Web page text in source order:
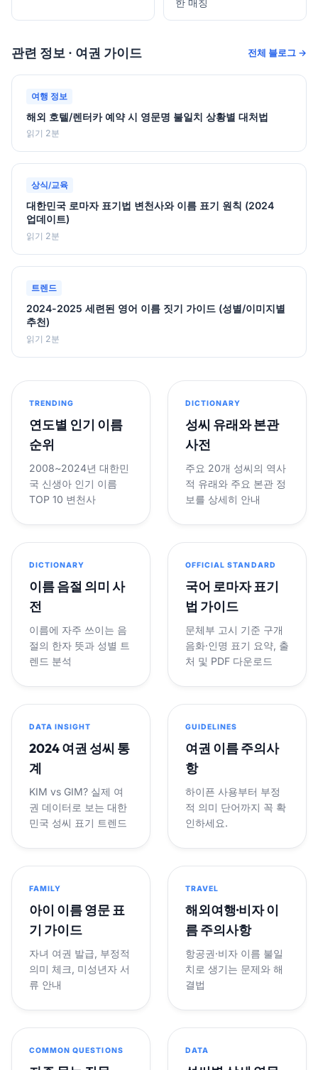
한 매칭
관련 정보 · 여권 가이드 전체 블로그 →
여행 정보
해외 호텔/렌터카 예약 시 영문명 불일치 상황별 대처법
읽기 2분
상식/교육
대한민국 로마자 표기법 변천사와 이름 표기 원칙 (2024
업데이트)
읽기 2분
트렌드
2024-2025 세련된 영어 이름 짓기 가이드 (성별/이미지별
추천)
읽기 2분
TRENDING
연도별 인기 이름
순위
2008~2024년 대한민
국 신생아 인기 이름
TOP 10 변천사
DICTIONARY
성씨 유래와 본관
사전
주요 20개 성씨의 역사
적 유래와 주요 본관 정
보를 상세히 안내
DICTIONARY
이름 음절 의미 사
전
이름에 자주 쓰이는 음
절의 한자 뜻과 성별 트
렌드 분석
OFFICIAL STANDARD
국어 로마자 표기
법 가이드
문체부 고시 기준 구개
음화·인명 표기 요약, 출
처 및 PDF 다운로드
DATA INSIGHT
2024 여권 성씨 통
계
KIM vs GIM? 실제 여
권 데이터로 보는 대한
민국 성씨 표기 트렌드
GUIDELINES
여권 이름 주의사
항
하이픈 사용부터 부정
적 의미 단어까지 꼭 확
인하세요.
FAMILY
아이 이름 영문 표
기 가이드
자녀 여권 발급, 부정적
의미 체크, 미성년자 서
류 안내
TRAVEL
해외여행·비자 이
름 주의사항
항공권·비자 이름 불일
치로 생기는 문제와 해
결법
COMMON QUESTIONS DATA